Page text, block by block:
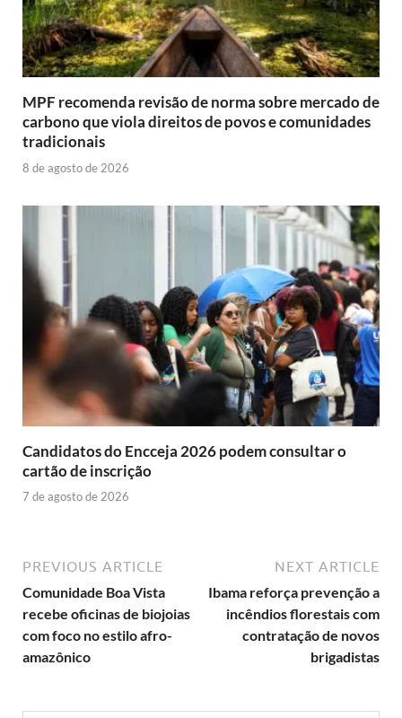
MPF recomenda revisão de norma sobre mercado de
carbono que viola direitos de povos e comunidades
tradicionais
8 de agosto de 2026
Candidatos do Encceja 2026 podem consultar o
cartão de inscrição
7 de agosto de 2026
PREVIOUS ARTICLE
Comunidade Boa Vista
recebe oficinas de biojoias
com foco no estilo afro-
amazônico
NEXT ARTICLE
Ibama reforça prevenção a
incêndios florestais com
contratação de novos
brigadistas